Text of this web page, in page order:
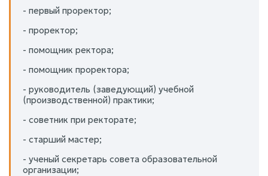
- первый проректор;
- проректор;
- помощник ректора;
- помощник проректора;
- руководитель (заведующий) учебной
(производственной) практики;
- советник при ректорате;
- старший мастер;
- ученый секретарь совета образовательной
организации;